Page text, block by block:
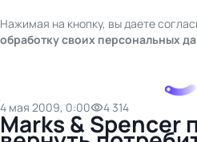
Нажимая на кнопку, вы даете
обработку своих персональных
4 мая 2009, 0:00 4 314
Marks & Spencer